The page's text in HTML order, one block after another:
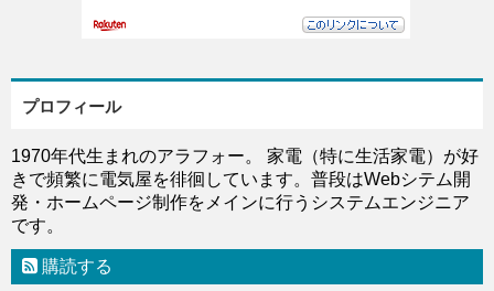
プロフィール
1970年代生まれのアラフォー。 家電（特に生活家電）が好
きで頻繁に電気屋を徘徊しています。普段はWebシテム開
発・ホームページ制作をメインに行うシステムエンジニア
です。
購読する